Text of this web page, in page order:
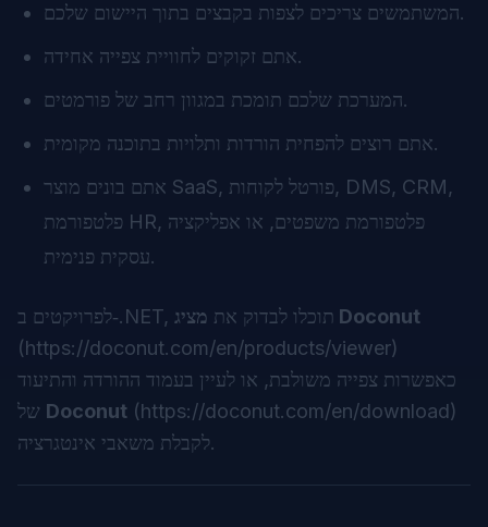
המשתמשים צריכים לצפות בקבצים בתוך היישום שלכם.
אתם זקוקים לחוויית צפייה אחידה.
המערכת שלכם תומכת במגוון רחב של פורמטים.
אתם רוצים להפחית הורדות ותלויות בתוכנה מקומית.
אתם בונים מוצר SaaS, פורטל לקוחות, DMS, CRM,
פלטפורמת HR, פלטפורמת משפטים, או אפליקציה
עסקית פנימית.
לפרויקטים ב‑.NET, תוכלו לבדוק את מציג Doconut
(https://doconut.com/en/products/viewer)
כאפשרות צפייה משולבת, או לעיין בעמוד ההורדה והתיעוד
Doconut (https://doconut.com/en/download)
לקבלת משאבי אינטגרציה.